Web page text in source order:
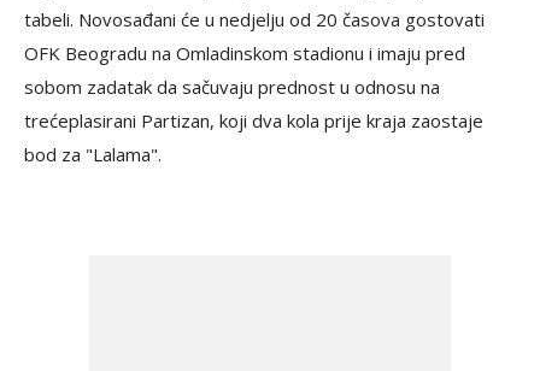
tabeli. Novosađani će u nedjelju od 20 časova gostovati
OFK Beogradu na Omladinskom stadionu i imaju pred
sobom zadatak da sačuvaju prednost u odnosu na
trećeplasirani Partizan, koji dva kola prije kraja zaostaje
bod za "Lalama".